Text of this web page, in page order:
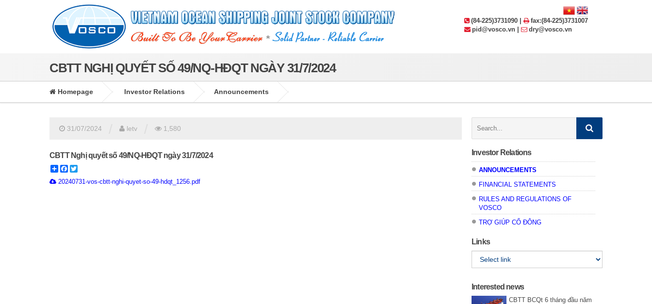
(84-225)3731090 |
fax:(84-225)3731007
pid@vosco.vn |
dry@vosco.vn
CBTT NGHỊ QUYẾT SỐ 49/NQ-HĐQT NGÀY 31/7/2024
Homepage Investor Relations Announcements
31/07/2024 letv 1,580
CBTT Nghị quyết số 49/NQ-HĐQT ngày 31/7/2024
ShareFacebook
20240731-vos-cbtt-nghi-quyet-so-49-hdqt_1256.pdf
Investor Relations
ANNOUNCEMENTS
FINANCIAL STATEMENTS
RULES AND REGULATIONS OF
VOSCO
TRỢ GIÚP CỔ ĐÔNG
Links
Interested news
CBTT BCQt 6 tháng đầu năm